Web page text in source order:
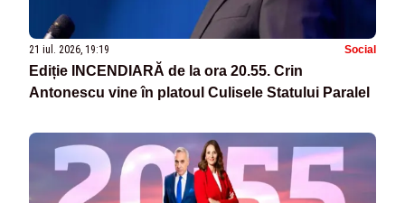
21 iul. 2026, 19:19 Social
Ediție INCENDIARĂ de la ora 20.55. Crin
Antonescu vine în platoul Culisele Statului Paralel